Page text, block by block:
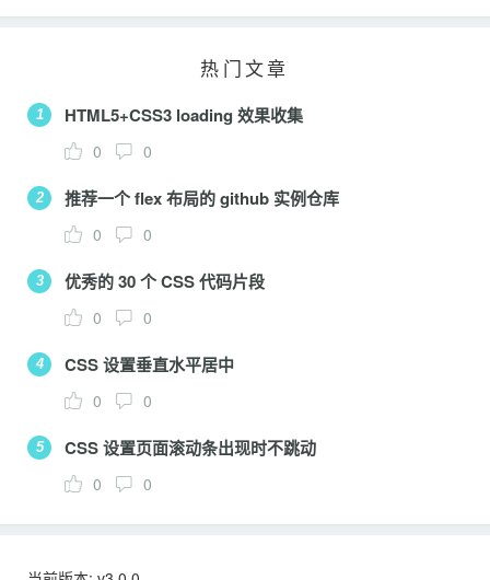
热门文章
1 HTML5+CSS3 loading 效果收集
0 0
2 推荐一个 flex 布局的 github 实例仓库
0 0
3 优秀的 30 个 CSS 代码片段
0 0
4 CSS 设置垂直水平居中
0 0
5 CSS 设置页面滚动条出现时不跳动
0 0